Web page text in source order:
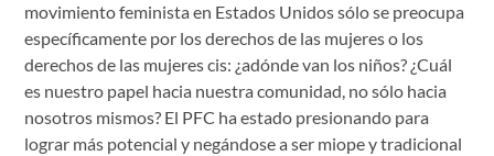
movimiento feminista en Estados Unidos sólo se preocupa
específicamente por los derechos de las mujeres o los
derechos de las mujeres cis: ¿adónde van los niños? ¿Cuál
es nuestro papel hacia nuestra comunidad, no sólo hacia
nosotros mismos? El PFC ha estado presionando para
lograr más potencial y negándose a ser miope y tradicional